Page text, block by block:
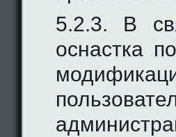
5.2.3. В
оснастка